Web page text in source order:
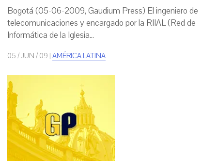
Bogotá (05-06-2009, Gaudium Press) El ingeniero de
telecomunicaciones y encargado por la RIIAL (Red de
Informática de la Iglesia...
05 / JUN / 09 | AMÉRICA LATINA